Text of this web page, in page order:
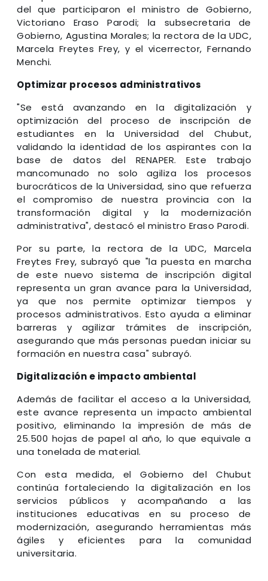
del que participaron el ministro de Gobierno,
Victoriano Eraso Parodi; la subsecretaria de
Gobierno, Agustina Morales; la rectora de la UDC,
Marcela Freytes Frey, y el vicerrector, Fernando
Menchi.
Optimizar procesos administrativos
"Se está avanzando en la digitalización y
optimización del proceso de inscripción de
estudiantes en la Universidad del Chubut,
validando la identidad de los aspirantes con la
base de datos del RENAPER. Este trabajo
mancomunado no solo agiliza los procesos
burocráticos de la Universidad, sino que refuerza
el compromiso de nuestra provincia con la
transformación digital y la modernización
administrativa", destacó el ministro Eraso Parodi.
Por su parte, la rectora de la UDC, Marcela
Freytes Frey, subrayó que "la puesta en marcha
de este nuevo sistema de inscripción digital
representa un gran avance para la Universidad,
ya que nos permite optimizar tiempos y
procesos administrativos. Esto ayuda a eliminar
barreras y agilizar trámites de inscripción,
asegurando que más personas puedan iniciar su
formación en nuestra casa" subrayó.
Digitalización e impacto ambiental
Además de facilitar el acceso a la Universidad,
este avance representa un impacto ambiental
positivo, eliminando la impresión de más de
25.500 hojas de papel al año, lo que equivale a
una tonelada de material.
Con esta medida, el Gobierno del Chubut
continúa fortaleciendo la digitalización en los
servicios públicos y acompañando a las
instituciones educativas en su proceso de
modernización, asegurando herramientas más
ágiles y eficientes para la comunidad
universitaria.